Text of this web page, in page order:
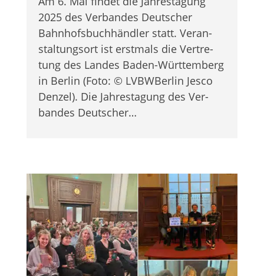
2025 des Ver­ban­des Deut­scher
Bahnhofs­buchhändler statt. Ver­an­
stal­tungs­ort ist erst­mals die Ver­tre­
tung des Lan­des Baden-Würt­tem­berg
in Ber­lin (Foto: © LVBW­Ber­lin Jesco
Den­zel). Die Jah­res­ta­gung des Ver­
ban­des Deutscher…